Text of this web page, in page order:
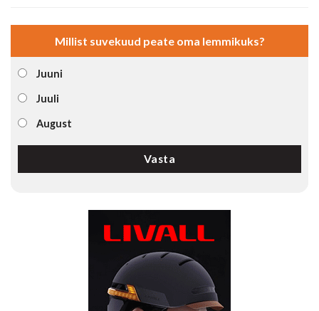
Millist suvekuud peate oma lemmikuks?
Juuni
Juuli
August